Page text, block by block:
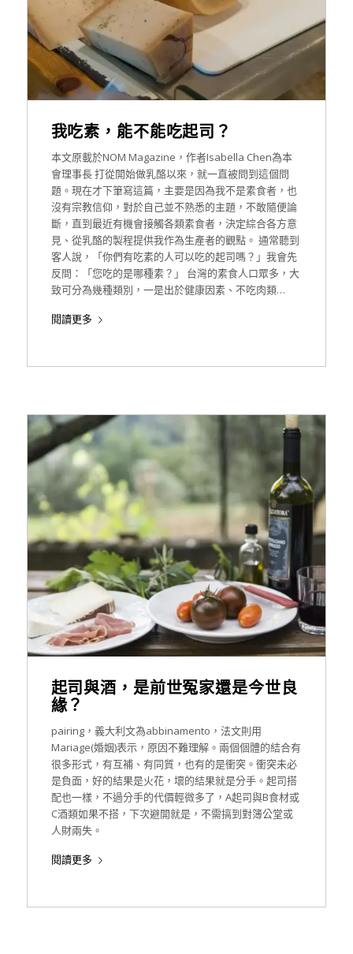
我吃素，能不能吃起司？
本文原載於NOM Magazine，作者Isabella Chen為本
會理事長 打從開始做乳酪以來，就一直被問到這個問
題。現在才下筆寫這篇，主要是因為我不是素食者，也
沒有宗教信仰，對於自己並不熟悉的主題，不敢隨便論
斷，直到最近有機會接觸各類素食者，決定綜合各方意
見、從乳酪的製程提供我作為生產者的觀點。 通常聽到
客人說，「你們有吃素的人可以吃的起司嗎？」我會先
反問：「您吃的是哪種素？」 台灣的素食人口眾多，大
致可分為幾種類別，一是出於健康因素、不吃肉類…
閱讀更多
起司與酒，是前世冤家還是今世良
緣？
pairing，義大利文為abbinamento，法文則用
Mariage(婚姻)表示，原因不難理解。兩個個體的結合有
很多形式，有互補、有同質，也有的是衝突。衝突未必
是負面，好的結果是火花，壞的結果就是分手。起司搭
配也一樣，不過分手的代價輕微多了，A起司與B食材或
C酒類如果不搭，下次避開就是，不需搞到對簿公堂或
人財兩失。
閱讀更多